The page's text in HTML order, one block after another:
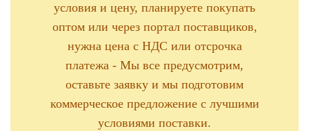
условия и цену, планируете покупать
оптом или через портал поставщиков,
нужна цена с НДС или отсрочка
платежа - Мы все предусмотрим,
оставьте заявку и мы подготовим
коммерческое предложение с лучшими
условиями поставки.